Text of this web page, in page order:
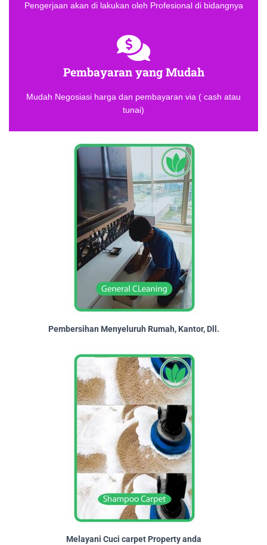
Pengerjaan akan di lakukan oleh Profesional di bidangnya
Pembayaran yang Mudah
Mudah Negosiasi harga dan pembayaran via ( cash atau
tunai)
Pembersihan Menyeluruh Rumah, Kantor, Dll.
Melayani Cuci carpet Property anda